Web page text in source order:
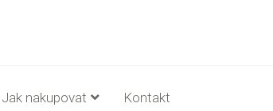
Jak nakupovat Kontakt